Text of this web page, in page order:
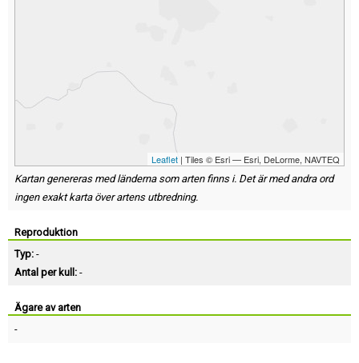
Leaflet | Tiles © Esri — Esri, DeLorme, NAVTEQ
Kartan genereras med länderna som arten finns i. Det är med andra ord
ingen exakt karta över artens utbredning.
Reproduktion
Typ: -
Antal per kull: -
Ägare av arten
-